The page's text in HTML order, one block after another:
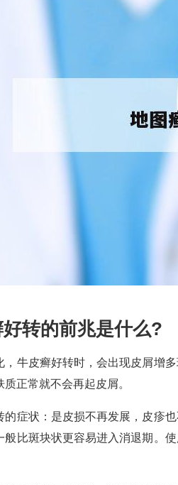
转的前兆是什么?
，牛皮癣好转时，会出现皮屑增
质正常就不会再起皮屑。
的症状：是皮损不再发展，皮疹
般比斑块状更容易进入消退期。